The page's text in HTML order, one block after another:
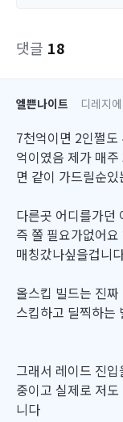
댓글 18
엘쁜나이트 디레지에
7천억이면 2인쩔
억이였음 제가 매
면 같이 가드릴순있
다른곳 어디를가던
즉 쫄 필요가없어
매칭갔나싶을겁니
올스킵 빌드는 진
스킵하고 딜찍하는
그래서 레이드 진
중이고 실제로 저
니다